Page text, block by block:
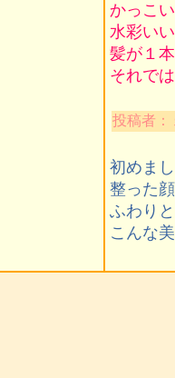
かっこ
水彩い
髪が１
それで
投稿者：
初めま
整った
ふわり
こんな